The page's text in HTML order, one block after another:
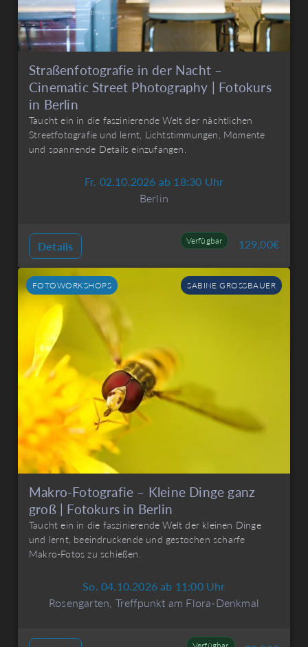
Straßenfotografie in der Nacht –
Cinematic Street Photography | Fotokurs
in Berlin
Taucht ein in die faszinierende Welt der nächtlichen
Streetfotografie und lernt, Lichtstimmungen, Momente
und spannende Details einzufangen.
Fr. 02.10.2026 ab 18:30 Uhr
Berlin
Details Verfügbar 129,00€
FOTOWORKSHOPS SABINE GROSSBAUER
Makro-Fotografie – Kleine Dinge ganz
groß | Fotokurs in Berlin
Taucht ein in die faszinierende Welt der kleinen Dinge
und lernt, beeindruckende und gestochen scharfe
Makro-Fotos zu schießen.
So. 04.10.2026 ab 11:00 Uhr
Rosengarten, Treffpunkt am Flora-Denkmal